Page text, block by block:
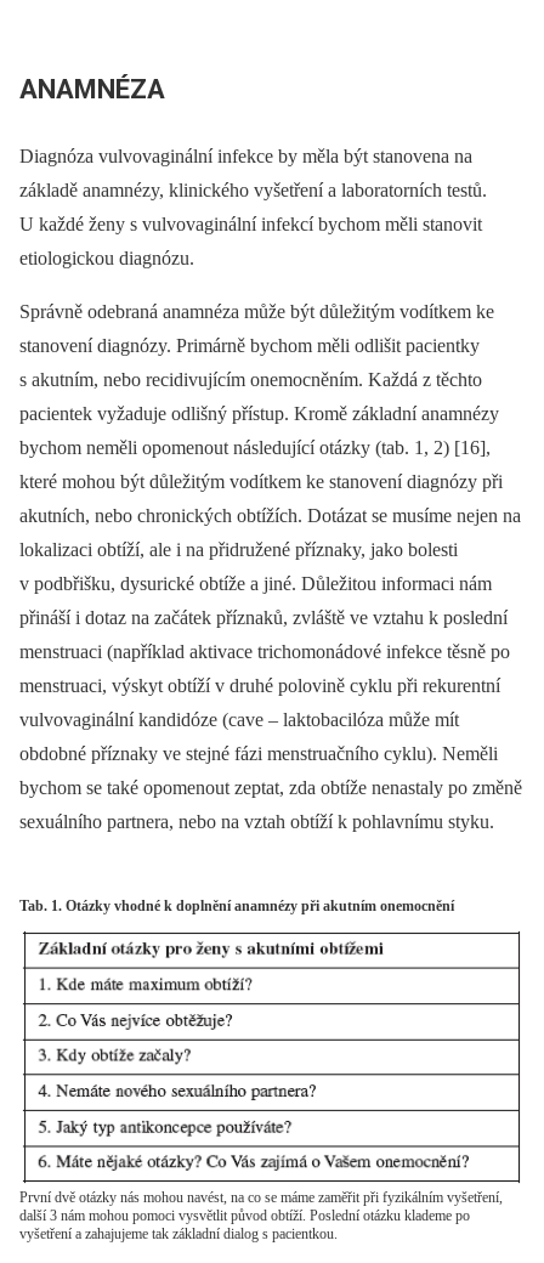
ANAMNÉZA
Diagnóza vulvovaginální infekce by měla být stanovena na
základě anamnézy, klinického vyšetření a laboratorních testů.
U každé ženy s vulvovaginální infekcí bychom měli stanovit
etiologickou diagnózu.
Správně odebraná anamnéza může být důležitým vodítkem ke
stanovení diagnózy. Primárně bychom měli odlišit pacientky
s akutním, nebo recidivujícím onemocněním. Každá z těchto
pacientek vyžaduje odlišný přístup. Kromě základní anamnézy
bychom neměli opomenout následující otázky (tab. 1, 2) [16],
které mohou být důležitým vodítkem ke stanovení diagnózy při
akutních, nebo chronických obtížích. Dotázat se musíme nejen na
lokalizaci obtíží, ale i na přidružené příznaky, jako bolesti
v podbřišku, dysurické obtíže a jiné. Důležitou informaci nám
přináší i dotaz na začátek příznaků, zvláště ve vztahu k poslední
menstruaci (například aktivace trichomonádové infekce těsně po
menstruaci, výskyt obtíží v druhé polovině cyklu při rekurentní
vulvovaginální kandidóze (cave –⁠ laktobacilóza může mít
obdobné příznaky ve stejné fázi menstruačního cyklu). Neměli
bychom se také opomenout zeptat, zda obtíže nenastaly po změně
sexuálního partnera, nebo na vztah obtíží k pohlavnímu styku.
Tab. 1. Otázky vhodné k doplnění anamnézy při akutním onemocnění
První dvě otázky nás mohou navést, na co se máme zaměřit při fyzikálním vyšetření,
další 3 nám mohou pomoci vysvětlit původ obtíží. Poslední otázku klademe po
vyšetření a zahajujeme tak základní dialog s pacientkou.